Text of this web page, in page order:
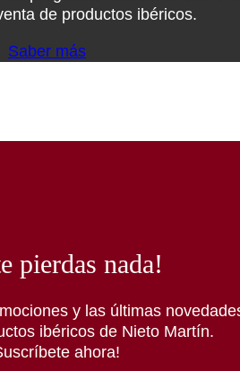
de productos ibéricos.
Saber más
pierdas nada!
y las últimas
ibéricos de Nieto Martín.
ahora!